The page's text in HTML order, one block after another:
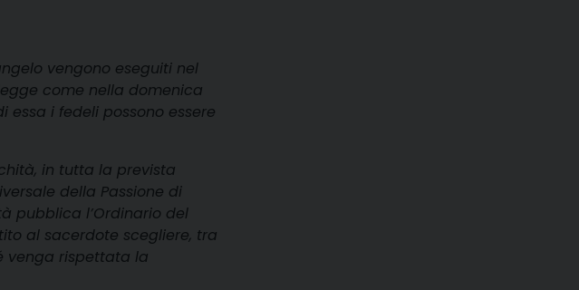
vengono eseguiti nel
come nella domenica
essa i fedeli possono essere
in tutta la prevista
della Passione di
pubblica l’Ordinario del
al sacerdote scegliere, tra
venga rispettata la